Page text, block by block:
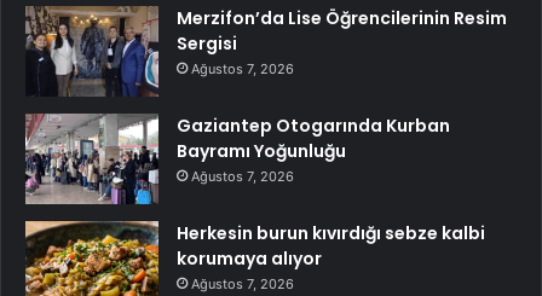
Merzifon’da Lise Öğrencilerinin Resim
Sergisi
Ağustos 7, 2026
Gaziantep Otogarında Kurban
Bayramı Yoğunluğu
Ağustos 7, 2026
Herkesin burun kıvırdığı sebze kalbi
korumaya alıyor
Ağustos 7, 2026